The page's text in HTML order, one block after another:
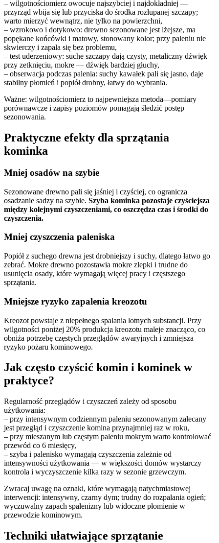
– wilgotnościomierz owocuje najszybciej i najdokładniej —
przyrząd wbija się lub przyciska do środka rozłupanej szczapy;
warto mierzyć wewnątrz, nie tylko na powierzchni,
– wzrokowo i dotykowo: drewno sezonowane jest lżejsze, ma
popękane końcówki i matowy, stonowany kolor; przy paleniu nie
skwierczy i zapala się bez problemu,
– test uderzeniowy: suche szczapy dają czysty, metaliczny dźwięk
przy zetknięciu, mokre — dźwięk bardziej głuchy,
– obserwacja podczas palenia: suchy kawałek pali się jasno, daje
stabilny płomień i popiół drobny, łatwy do wybrania.
Ważne: wilgotnościomierz to najpewniejsza metoda—pomiary
porównawcze i zapisy poziomów pomagają śledzić postęp
sezonowania.
Praktyczne efekty dla sprzątania
kominka
Mniej osadów na szybie
Sezonowane drewno pali się jaśniej i czyściej, co ogranicza
osadzanie sadzy na szybie. Szyba kominka pozostaje czyściejsza
między kolejnymi czyszczeniami, co oszczędza czas i środki do
czyszczenia.
Mniej czyszczenia paleniska
Popiół z suchego drewna jest drobniejszy i suchy, dlatego łatwo go
zebrać. Mokre drewno pozostawia mokre zlepki i trudne do
usunięcia osady, które wymagają więcej pracy i częstszego
sprzątania.
Mniejsze ryzyko zapalenia kreozotu
Kreozot powstaje z niepełnego spalania lotnych substancji. Przy
wilgotności poniżej 20% produkcja kreozotu maleje znacząco, co
obniża potrzebę częstych przeglądów awaryjnych i zmniejsza
ryzyko pożaru kominowego.
Jak często czyścić komin i kominek w
praktyce?
Regularność przeglądów i czyszczeń zależy od sposobu
użytkowania:
– przy intensywnym codziennym paleniu sezonowanym zalecany
jest przegląd i czyszczenie komina przynajmniej raz w roku,
– przy mieszanym lub częstym paleniu mokrym warto kontrolować
przewód co 6 miesięcy,
– szyba i palenisko wymagają czyszczenia zależnie od
intensywności użytkowania — w większości domów wystarczy
kontrola i wyczyszczenie kilka razy w sezonie grzewczym.
Zwracaj uwagę na oznaki, które wymagają natychmiastowej
interwencji: intensywny, czarny dym; trudny do rozpalania ogień;
wyczuwalny zapach spalenizny lub widoczne płomienie w
przewodzie kominowym.
Techniki ułatwiające sprzątanie